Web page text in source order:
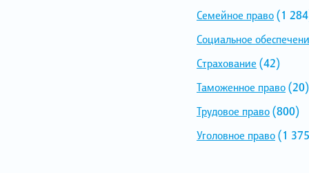
Семейное право(1
Социальное
Страхование (42)
Таможенное право(20)
Трудовое право(800)
Уголовное право(1